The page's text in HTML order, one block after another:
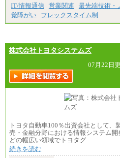
（1）【正社員】一般
0円（大学卒）
（2）【正社員】総合
IT/情報通信 営業関連 最先端技術・
覚障がい
フレックスタイム制
株式会社トヨタシステムズ
07月22日
トヨタ自動車100％出資会社として、
売・金融分野における情報システム
どの幅広い領域でトヨタグ…
続きを読む